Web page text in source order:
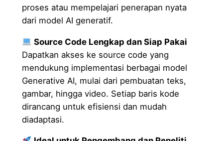
o
d
q
u
a
n
t
i
t
y
proses atau mempelajari penerapan nyata
dari model AI generatif.
Source Code Lengkap dan Siap Pakai
Dapatkan akses ke source code yang
mendukung implementasi berbagai model
Generative AI, mulai dari pembuatan teks,
gambar, hingga video. Setiap baris kode
dirancang untuk efisiensi dan mudah
diadaptasi.